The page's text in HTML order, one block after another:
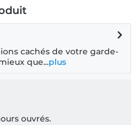
cachés de votre garde-
que...plus
ouvrés.